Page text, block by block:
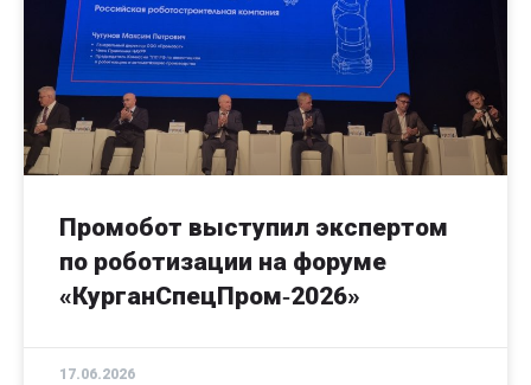
Промобот выступил экспертом
по роботизации на форуме
«КурганСпецПром‑2026»
17.06.2026